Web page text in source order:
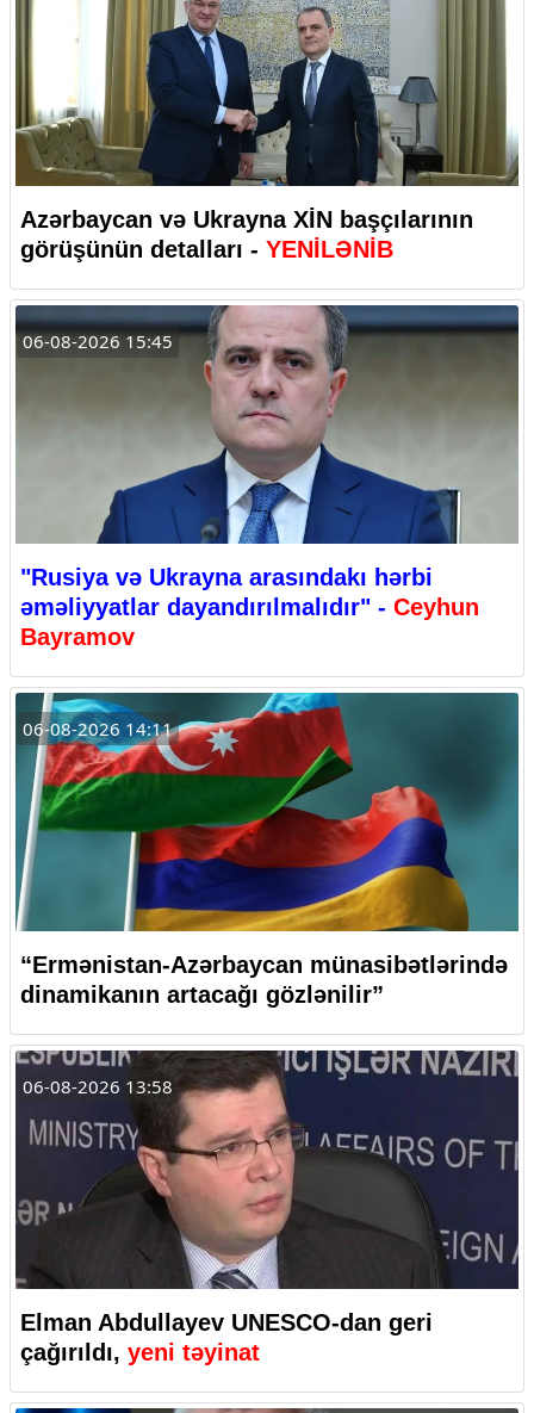
Azərbaycan və Ukrayna XİN başçılarının
görüşünün detalları - YENİLƏNİB
06-08-2026 15:45
"Rusiya və Ukrayna arasındakı hərbi
əməliyyatlar dayandırılmalıdır" - Ceyhun
Bayramov
06-08-2026 14:11
“Ermənistan-Azərbaycan münasibətlərində
dinamikanın artacağı gözlənilir”
06-08-2026 13:58
Elman Abdullayev UNESCO-dan geri
çağırıldı, yeni təyinat